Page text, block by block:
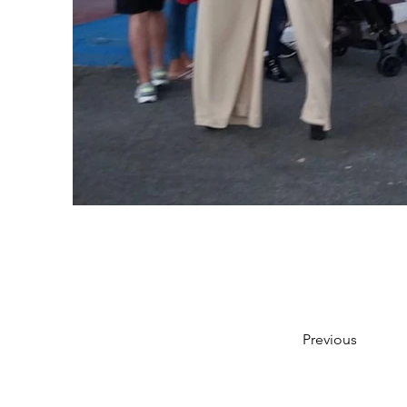
Previous